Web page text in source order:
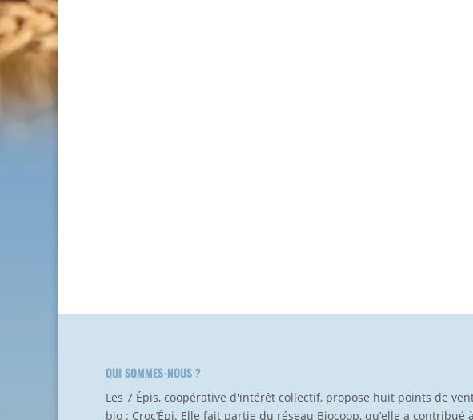
QUI SOMMES-NOUS ?
Les 7 Épis, coopérative d'intérêt collectif, propose huit points de
bio : Croc’Épi. Elle fait partie du réseau Biocoop, qu’elle a contribué